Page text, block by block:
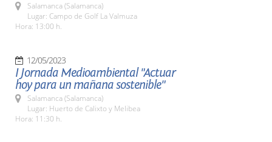
Salamanca (Salamanca)
Lugar: Campo de Golf La Valmuza
Hora: 13:00 h.
12/05/2023
I Jornada Medioambiental "Actuar
hoy para un mañana sostenible"
Salamanca (Salamanca)
Lugar: Huerto de Calixto y Melibea
Hora: 11:30 h.